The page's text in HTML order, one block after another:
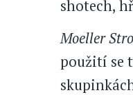
shotech,
Moeller
použití se